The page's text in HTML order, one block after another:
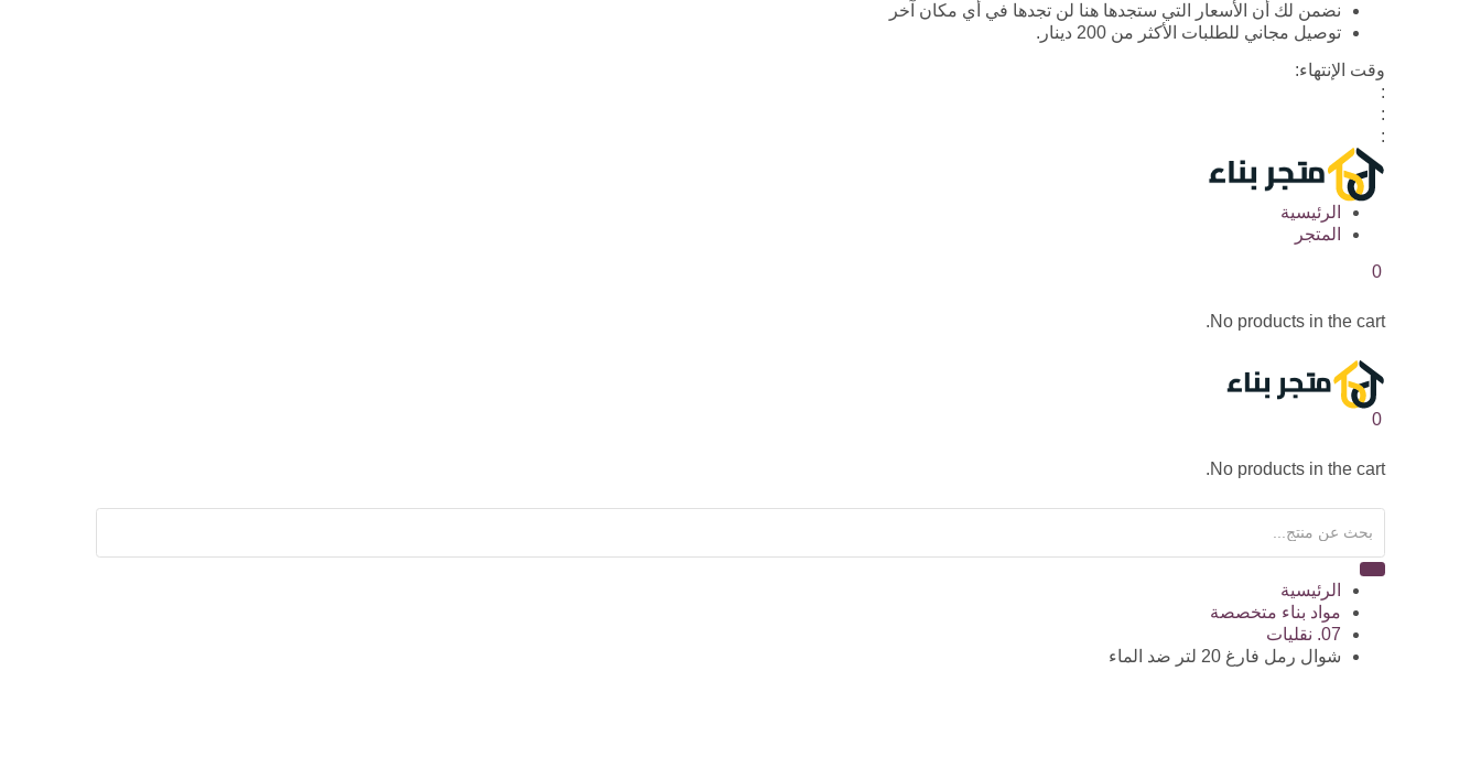
نضمن لك أن الأسعار التي ستجدها هنا لن تجدها في أي مكان آخر
توصيل مجاني للطلبات الأكثر من 200 دينار.
وقت الإنتهاء:
:
:
:
الرئيسية
المتجر
0
No products in the cart.
0
No products in the cart.
الرئيسية
مواد بناء متخصصة
07. نقليات
شوال رمل فارغ 20 لتر ضد الماء